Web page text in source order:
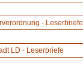
- Leserbriefe
LD - Leserbriefe